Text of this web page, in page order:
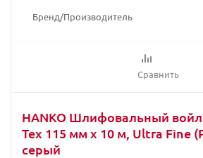
Бренд/Производитель
Сравнить
HANKO Шлифовальный
Tex 115 мм x 10 м, Ultra Fine
серый